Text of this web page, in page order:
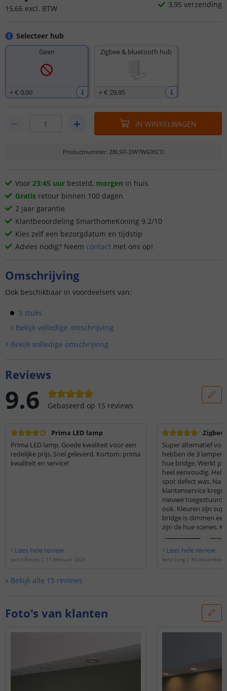
Selecteer hub
Geen
+€ 0,00
Zigbee & bluetooth hub
+€ 29,95
15,66 excl. BTW
3,95 verzending
IN WINKELWAGEN
Productnummer: ZBLSFI-DW7WG95CO
Voor 23:45 uur besteld, morgen in huis
Gratis retour binnen 100 dagen
2 jaar garantie
Klantbeoordeling SmarthomeKoning 9.2/10
Kies zelf een bezorgdatum en tijdstip
Advies nodig? Neem contact met ons op!
Omschrijving
Ook beschikbaar in voordeelsets van:
3 stuks
Bekijk volledige omschrijving
Bekijk volledige omschrijving
Reviews
9.6 Gebaseerd op 15 reviews
Prima LED lamp
Prima LED lamp. Goede kwaliteit voor een
redelijke prijs. Snel geleverd. Kortom: prima
kwaliteit en service!
Lees hele review
Jacco Knops | 11 februari 2023
Super alternatief voor
hebben de 3 lampen
hue bridge. Werkt
heel eenvoudig. Helaas hadden we dat er 1
spot defect was. Na
klantenservice
nieuwe toegestuurd!
ook. Kleuren zijn super goed en via de hue
bridge is dimmen
zijn de hue scenes.
pallet van. Inbouw ook simpel en beugels
Lees hele review
Arno Jong| 30 december
Bekijk alle 15 reviews
Foto's van klanten